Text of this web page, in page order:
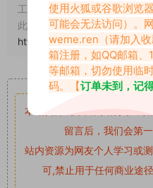
工单处理。
此外本文章皆属于原创文章，
https://vmiba.top/7154.html
重
本站资源均来自网络分享，
留言后，我们会第
站内资源为网友个人学习或
可,禁止用于任何商业途
使用火狐或谷歌浏览
可能会无法访问）。
weme.ren （请加入
箱注册，如QQ邮箱
等邮箱，切勿使用临
码。【订单未到，记